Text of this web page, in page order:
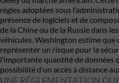
règles adoptées sous
présence de logiciels et de
de la Chine ou de la Russie dans
véhicules. Washington estime
représenter un risque pour la
l’importante quantité de données
possibilité d’un accès à distance
UNE RÉGLEMENTATION